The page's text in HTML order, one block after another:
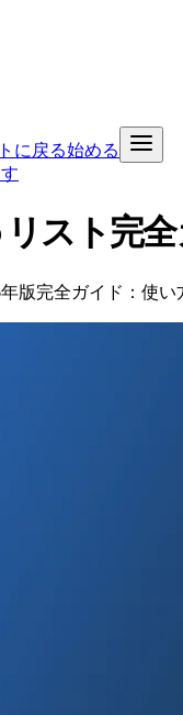
に戻る始める
リスト完
年版完全ガイド：使